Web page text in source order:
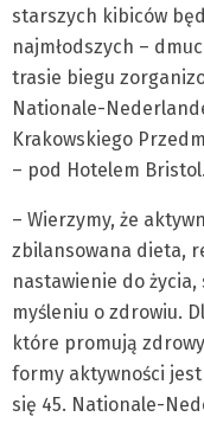
starszych kibiców
najmłodszych –
trasie biegu
Nationale-
Krakowskiego
– pod Hotelem Bristol.
– Wierzymy, że
zbilansowana dieta,
nastawienie do życia,
myśleniu o zdrowiu.
które promują
formy aktywności
się 45. Nationale-